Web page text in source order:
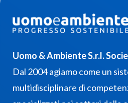
Uomo & Ambiente S.r.l.
Dal 2004 agiamo come un
multidisciplinare di